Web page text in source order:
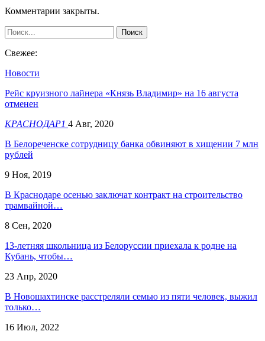
Комментарии закрыты.
Свежее:
Новости
Рейс круизного лайнера «Князь Владимир» на 16 августа
отменен
КРАСНОДАР1 4 Авг, 2020
В Белореченске сотрудницу банка обвиняют в хищении 7 млн
рублей
9 Ноя, 2019
В Краснодаре осенью заключат контракт на строительство
трамвайной…
8 Сен, 2020
13-летняя школьница из Белоруссии приехала к родне на
Кубань, чтобы…
23 Апр, 2020
​В Новошахтинске расстреляли семью из пяти человек, выжил
только…
16 Июл, 2022